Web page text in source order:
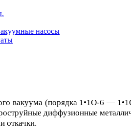
насосы
вакуума (порядка 1•1O-6 —
диффузионные
откачки.